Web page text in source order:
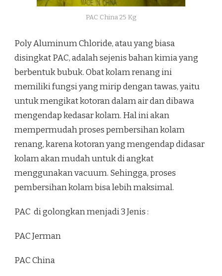
PAC China 25 Kg
Poly Aluminum Chloride, atau yang biasa
disingkat PAC, adalah sejenis bahan kimia yang
berbentuk bubuk. Obat kolam renang ini
memiliki fungsi yang mirip dengan tawas, yaitu
untuk mengikat kotoran dalam air dan dibawa
mengendap kedasar kolam. Hal ini akan
mempermudah proses pembersihan kolam
renang, karena kotoran yang mengendap didasar
kolam akan mudah untuk di angkat
menggunakan vacuum. Sehingga, proses
pembersihan kolam bisa lebih maksimal.
PAC di golongkan menjadi 3 Jenis :
PAC Jerman
PAC China